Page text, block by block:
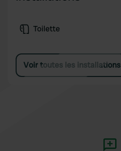
Toilette
Voir toutes les installations